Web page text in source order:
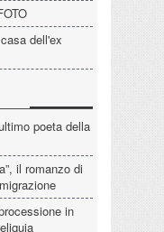
dell'ex
poeta della
il romanzo di
in